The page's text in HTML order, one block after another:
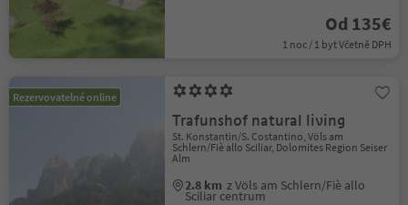
Od 135€
1 noc / 1 byt Včetně DPH
Rezervovatelné online
Trafunshof natural living
St. Konstantin/S. Costantino, Völs am
Schlern/Fiè allo Sciliar, Dolomites Region Seiser
Alm
2.8 km z Völs am Schlern/Fiè allo
Sciliar centrum